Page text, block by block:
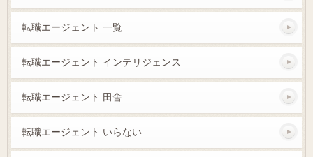
転職エージェント 一覧
転職エージェント インテリジェンス
転職エージェント 田舎
転職エージェント いらない